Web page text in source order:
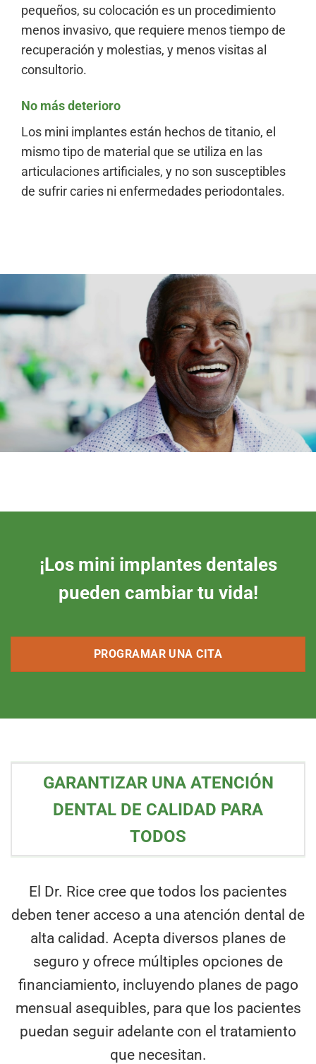
pequeños, su colocación es un procedimiento
menos invasivo, que requiere menos tiempo de
recuperación y molestias, y menos visitas al
consultorio.
No más deterioro
Los mini implantes están hechos de titanio, el
mismo tipo de material que se utiliza en las
articulaciones artificiales, y no son susceptibles
de sufrir caries ni enfermedades periodontales.
¡Los mini implantes dentales
pueden cambiar tu vida!
PROGRAMAR UNA CITA
GARANTIZAR UNA ATENCIÓN
DENTAL DE CALIDAD PARA
TODOS
El Dr. Rice cree que todos los pacientes
deben tener acceso a una atención dental de
alta calidad. Acepta diversos planes de
seguro y ofrece múltiples opciones de
financiamiento, incluyendo planes de pago
mensual asequibles, para que los pacientes
puedan seguir adelante con el tratamiento
que necesitan.